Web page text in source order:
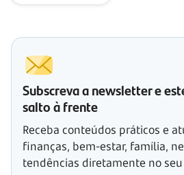
Subscreva a newsletter e
salto à frente
Receba conteúdos práticos e
finanças, bem-estar, família,
tendências diretamente no